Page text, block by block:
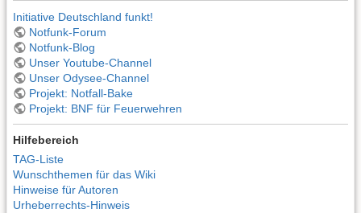
Initiative Deutschland funkt!
Notfunk-Forum
Notfunk-Blog
Unser Youtube-Channel
Unser Odysee-Channel
Projekt: Notfall-Bake
Projekt: BNF für Feuerwehren
Hilfebereich
TAG-Liste
Wunschthemen für das Wiki
Hinweise für Autoren
Urheberrechts-Hinweis